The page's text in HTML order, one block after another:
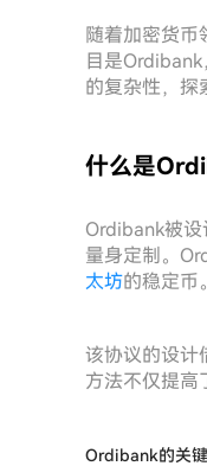
随着加密货币
目是
的复杂性，探
什么是
Ordibank被
量身定制。
太坊的稳定币。
该协议的设计
方法不仅提高
Ordibank的关